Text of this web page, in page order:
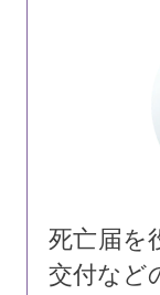
死亡届を
交付など